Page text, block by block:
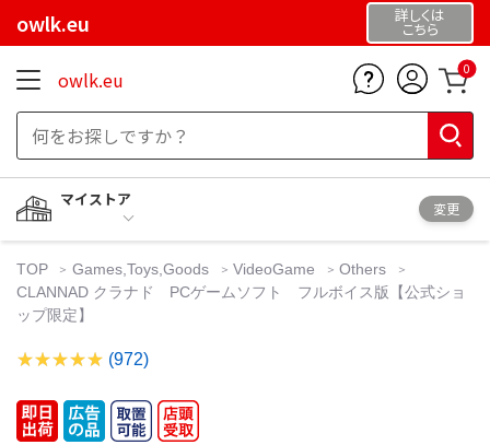
owlk.eu 詳しくは
こちら
owlk.eu 0
マイストア
変更
TOP Games,Toys,Goods VideoGame
Others
CLANNAD クラナド PCゲームソフト フルボイス版【公式ショ
ップ限定】
(972)